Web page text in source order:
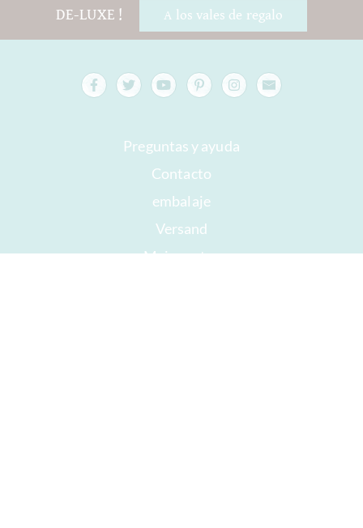
DE-LUXE !
A los vales de regalo
Preguntas y ayuda
Contacto
embalaje
Versand
Mejor antes